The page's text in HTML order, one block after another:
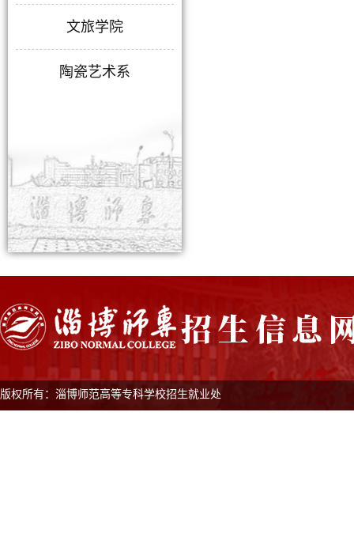
文旅学院
陶瓷艺术系
版权所有：淄博师范高等专科学校招生就业处